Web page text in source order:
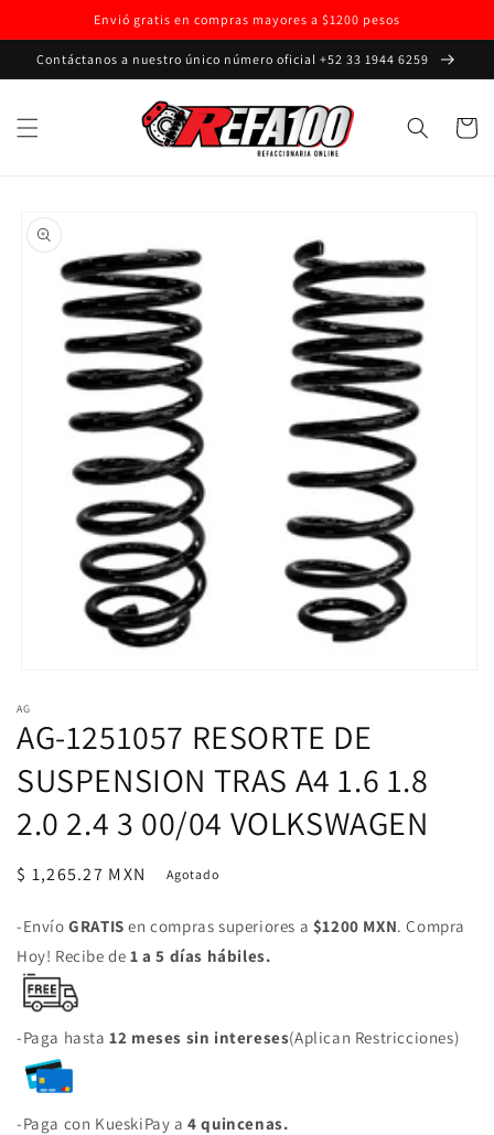
directamente
al contenido
Envió gratis en compras mayores a $1200 pesos
Contáctanos a nuestro único número oficial +52 33 1944 6259
Carrito
a la
información
del producto
multimedia
1
en
ventana
modal
AG
AG-1251057 RESORTE DE
SUSPENSION TRAS A4 1.6 1.8
2.0 2.4 3 00/04 VOLKSWAGEN
Precio
$ 1,265.27 MXN Agotado
-EnvíoGRATIS en compras superiores a $1200 MXN. Compra
Hoy! Recibe de 1 a 5 días hábiles.
-Paga hasta12 meses sin intereses(Aplican Restricciones)
-Paga con KueskiPay a4 quincenas.